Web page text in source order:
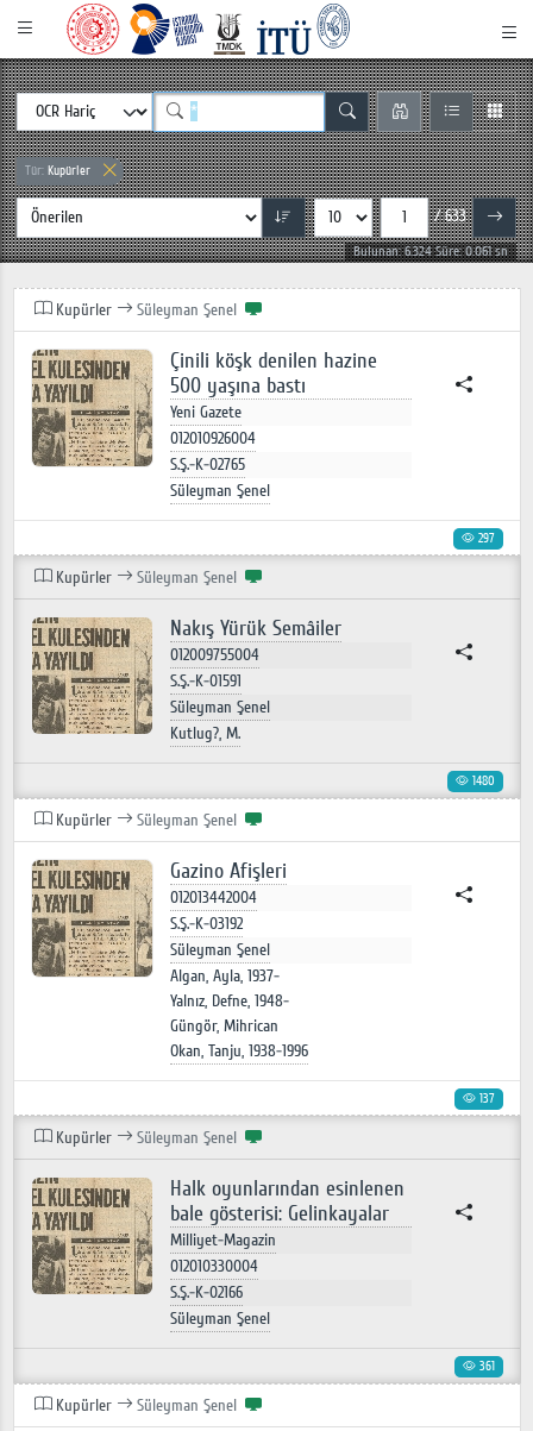
Tür: Kupürler
/ 633
Bulunan: 6.324 Süre: 0.061 sn
Kupürler Süleyman Şenel
Çinili köşk denilen hazine
500 yaşına bastı
Yeni Gazete
012010926004
S.Ş.-K-02765
Süleyman Şenel
297
Kupürler Süleyman Şenel
Nakış Yürük Semâiler
012009755004
S.Ş.-K-01591
Süleyman Şenel
Kutlug?, M.
1480
Kupürler Süleyman Şenel
Gazino Afişleri
012013442004
S.Ş.-K-03192
Süleyman Şenel
Algan, Ayla, 1937-
Yalnız, Defne, 1948-
Güngör, Mihrican
Okan, Tanju, 1938-1996
137
Kupürler Süleyman Şenel
Halk oyunlarından esinlenen
bale gösterisi: Gelinkayalar
Milliyet-Magazin
012010330004
S.Ş.-K-02166
Süleyman Şenel
361
Kupürler Süleyman Şenel